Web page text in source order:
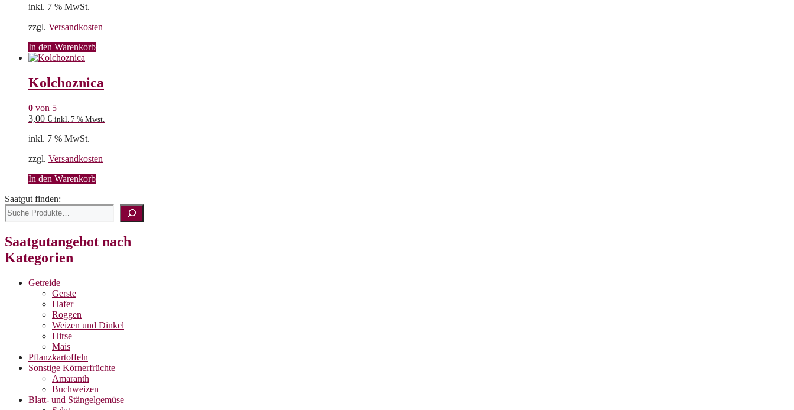
inkl. 7 % MwSt.
zzgl. Versandkosten
In den Warenkorb
Kolchoznica
0 von 5
3,00 € inkl. 7 % Mwst.
inkl. 7 % MwSt.
zzgl. Versandkosten
In den Warenkorb
Saatgut finden:
Saatgutangebot nach
Kategorien
Getreide
Gerste
Hafer
Roggen
Weizen und Dinkel
Hirse
Mais
Pflanzkartoffeln
Sonstige Körnerfrüchte
Amaranth
Buchweizen
Blatt- und Stängelgemüse